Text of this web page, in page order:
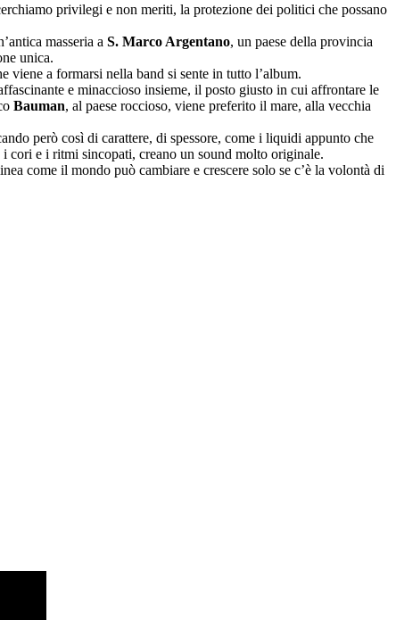
privilegi e non meriti, la protezione dei politici che possano
masseria a S. Marco Argentano, un paese della provincia
unica.
viene a formarsi nella band si sente in tutto l’album.
e minaccioso insieme, il posto giusto in cui affrontare le
Bauman, al paese roccioso, viene preferito il mare, alla vecchia
però così di carattere, di spessore, come i liquidi appunto che
cori e i ritmi sincopati, creano un sound molto originale.
come il mondo può cambiare e crescere solo se c’è la volontà di